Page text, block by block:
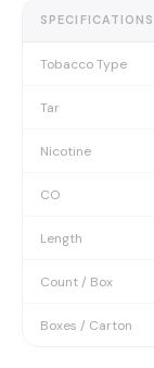
SPECIFICATIONS
Tobacco Type
Tar
Nicotine
CO
Length
Count / Box
Boxes / Carton